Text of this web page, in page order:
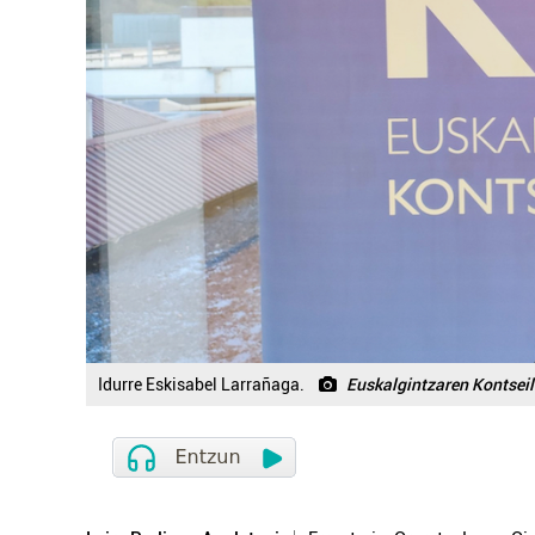
Idurre Eskisabel Larrañaga. Euskalgintzaren